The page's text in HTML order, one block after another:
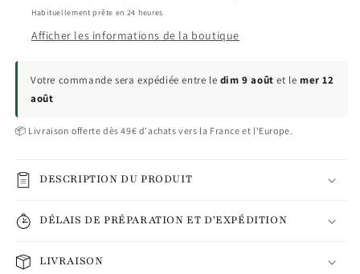
Habituellement prête en 24 heures
Afficher les informations de la boutique
Votre commande sera expédiée entre le dim 9 août et lemer 12
août
📦 Livraison offerte dès 49€ d'achats vers la France et l'Europe.
DESCRIPTION DU PRODUIT
DÉLAIS DE PRÉPARATION ET D'EXPÉDITION
LIVRAISON